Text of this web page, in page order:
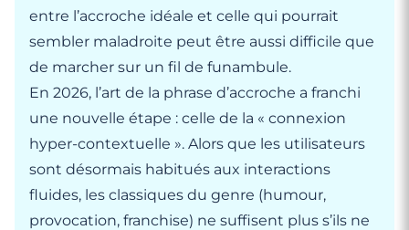
entre l’accroche idéale et celle qui pourrait
sembler maladroite peut être aussi difficile que
de marcher sur un fil de funambule.
En 2026, l’art de la phrase d’accroche a franchi
une nouvelle étape : celle de la « connexion
hyper-contextuelle ». Alors que les utilisateurs
sont désormais habitués aux interactions
fluides, les classiques du genre (humour,
provocation, franchise) ne suffisent plus s’ils ne